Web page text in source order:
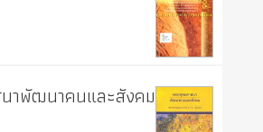
าพัฒนาคนและสังคม